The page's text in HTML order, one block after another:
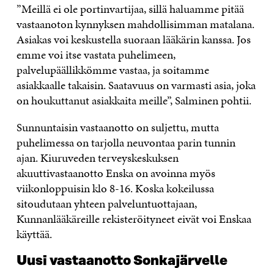
”Meillä ei ole portinvartijaa, sillä haluamme pitää
vastaanoton kynnyksen mahdollisimman matalana.
Asiakas voi keskustella suoraan lääkärin kanssa. Jos
emme voi itse vastata puhelimeen,
palvelupäällikkömme vastaa, ja soitamme
asiakkaalle takaisin. Saatavuus on varmasti asia, joka
on houkuttanut asiakkaita meille”, Salminen pohtii.
Sunnuntaisin vastaanotto on suljettu, mutta
puhelimessa on tarjolla neuvontaa parin tunnin
ajan. Kiuruveden terveyskeskuksen
akuuttivastaanotto Enska on avoinna myös
viikonloppuisin klo 8-16. Koska kokeilussa
sitoudutaan yhteen palveluntuottajaan,
Kunnanlääkäreille rekisteröityneet eivät voi Enskaa
käyttää.
Uusi vastaanotto Sonkajärvelle